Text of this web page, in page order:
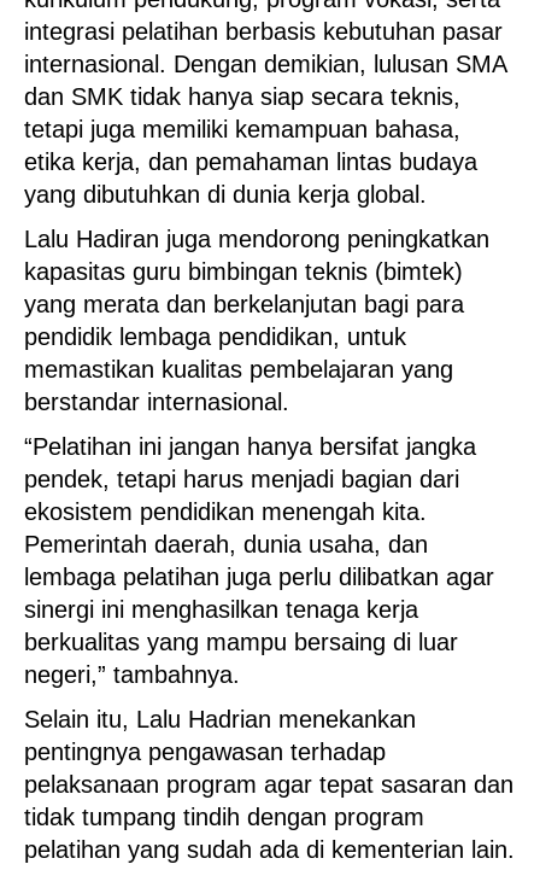
integrasi pelatihan berbasis kebutuhan pasar
internasional. Dengan demikian, lulusan SMA
dan SMK tidak hanya siap secara teknis,
tetapi juga memiliki kemampuan bahasa,
etika kerja, dan pemahaman lintas budaya
yang dibutuhkan di dunia kerja global.
Lalu Hadiran juga mendorong peningkatkan
kapasitas guru bimbingan teknis (bimtek)
yang merata dan berkelanjutan bagi para
pendidik lembaga pendidikan, untuk
memastikan kualitas pembelajaran yang
berstandar internasional.
“Pelatihan ini jangan hanya bersifat jangka
pendek, tetapi harus menjadi bagian dari
ekosistem pendidikan menengah kita.
Pemerintah daerah, dunia usaha, dan
lembaga pelatihan juga perlu dilibatkan agar
sinergi ini menghasilkan tenaga kerja
berkualitas yang mampu bersaing di luar
negeri,” tambahnya.
Selain itu, Lalu Hadrian menekankan
pentingnya pengawasan terhadap
pelaksanaan program agar tepat sasaran dan
tidak tumpang tindih dengan program
pelatihan yang sudah ada di kementerian lain.